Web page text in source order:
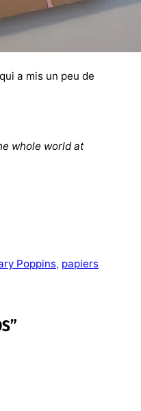
a mis un peu de
whole world at
Poppins, papiers